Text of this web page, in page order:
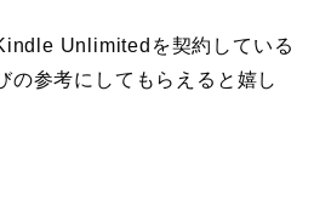
Unlimitedを契約している
の参考にしてもらえると嬉し